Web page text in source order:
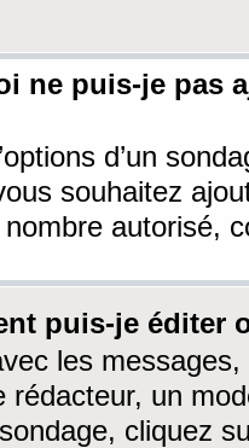
ne puis-je pas
d’un
souhaitez
autorisé,
puis-je éditer
les
rédacteur, un
cliquez